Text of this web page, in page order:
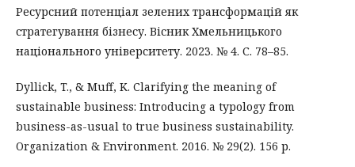
Ресурсний потенціал зелених трансформацій як
стратегування бізнесу. Вісник Хмельницького
національного університету. 2023. № 4. С. 78–85.
Dyllick, T., & Muff, K. Clarifying the meaning of
sustainable business: Introducing a typology from
business-as-usual to true business sustainability.
Organization & Environment. 2016. № 29(2). 156 р.